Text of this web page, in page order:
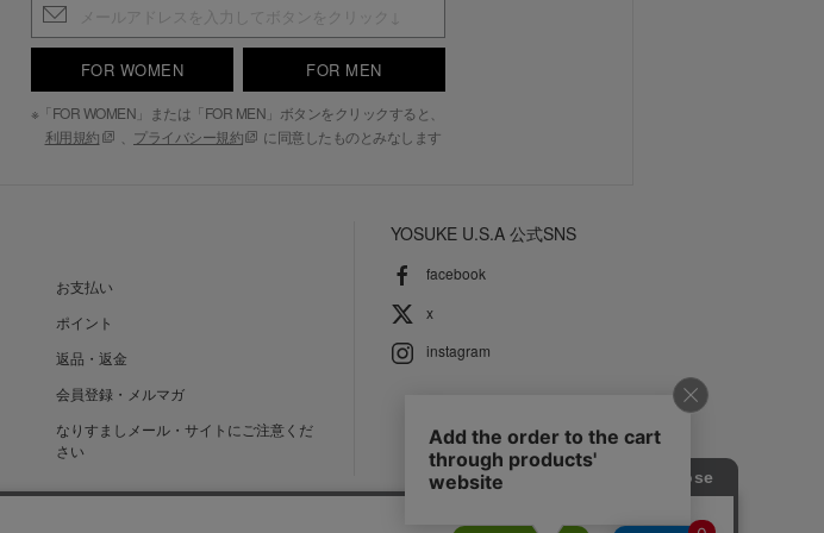
FOR WOMEN FOR MEN
※「FOR WOMEN」または「FOR MEN」ボタンをクリックすると、
利用規約
プライバシー規約 に同意したものとみなします
お支払い
ポイント
返品・返金
会員登録・メルマガ
なりすましメール・サイトにご注意くだ
さい
YOSUKE U.S.A 公式SNS
facebook
x
instagram